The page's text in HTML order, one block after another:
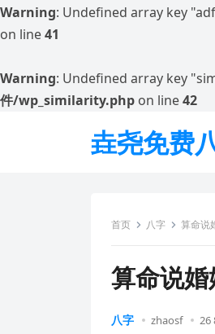
Warning: Undefined array key
on line41
Warning: Undefined array key
件/wp_similarity.php on line42
垚尧免费
首页 八字 算命说
算命说
八字 zhaosf 26